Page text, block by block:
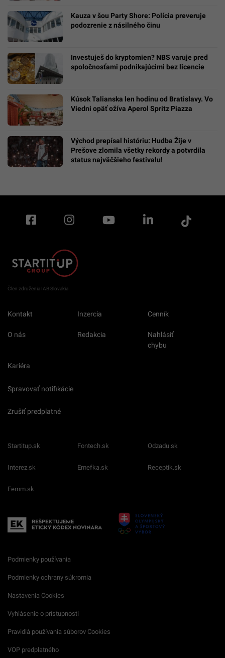
Kauza v šou Party Shore: Polícia preveruje
podozrenie z násilného činu
Investuješ do kryptomien? NBS varuje pred
spoločnosťami podnikajúcimi bez licencie
Kúsok Talianska len hodinu od Bratislavy. Vo
Viedni opäť ožíva Aperol Spritz Piazza
Východ prepísal históriu: Hudba Žije v
Prešove zlomila všetky rekordy a potvrdila
status najväčšieho festivalu!
Člen združenia IAB Slovakia
Kontakt Inzercia Cenník
O nás Redakcia
Nahlásiť
chybu
Kariéra
Spravovať notifikácie
Zrušiť predplatné
Startitup.sk Fontech.sk Odzadu.sk
Interez.sk Emefka.sk Receptik.sk
Femm.sk
Podmienky používania
Podmienky ochrany súkromia
Nastavenia Cookies
Vyhlásenie o prístupnosti
Pravidlá používania súborov Cookies
VOP predplatného